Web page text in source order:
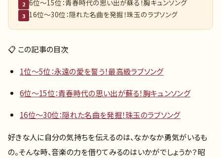
2 6位～15位：青春時代の思い出が蘇る！胸キュンソング
3 16位～30位：隠れた名曲を発掘！珠玉のラブソング
📋 この記事の目次
1位～5位：永遠の愛を誓う！最高級ラブソング
6位～15位：青春時代の思い出が蘇る！胸キュンソング
16位～30位：隠れた名曲を発掘！珠玉のラブソング
好きな人に自分の気持ちを伝えるのは、なかなか勇気がいるも
の。そんな時、音楽の力を借りてみるのはいかがでしょうか？昭